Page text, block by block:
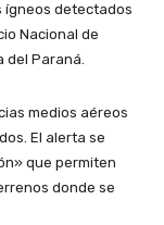
ígneos detectados
Nacional de
del Paraná.
medios aéreos
El alerta se
que permiten
donde se